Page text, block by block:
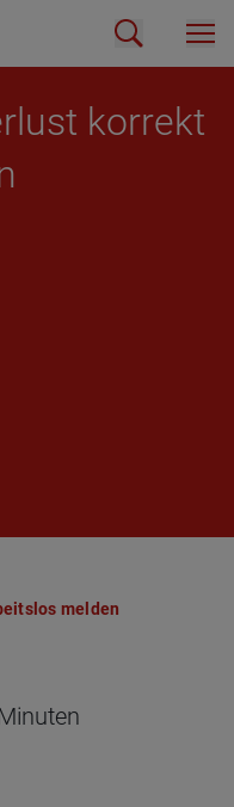
kor­rekt
mel­den